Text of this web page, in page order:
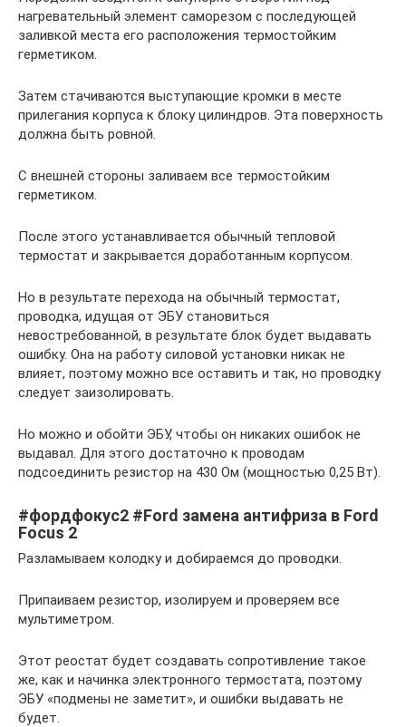
нагревательный элемент саморезом с последующей
заливкой места его расположения термостойким
герметиком.
Затем стачиваются выступающие кромки в месте
прилегания корпуса к блоку цилиндров. Эта поверхность
должна быть ровной.
С внешней стороны заливаем все термостойким
герметиком.
После этого устанавливается обычный тепловой
термостат и закрывается доработанным корпусом.
Но в результате перехода на обычный термостат,
проводка, идущая от ЭБУ становиться
невостребованной, в результате блок будет выдавать
ошибку. Она на работу силовой установки никак не
влияет, поэтому можно все оставить и так, но проводку
следует заизолировать.
Но можно и обойти ЭБУ, чтобы он никаких ошибок не
выдавал. Для этого достаточно к проводам
подсоединить резистор на 430 Ом (мощностью 0,25 Вт).
#фордфокус2 #Ford замена антифриза в Ford
Focus 2
Разламываем колодку и добираемся до проводки.
Припаиваем резистор, изолируем и проверяем все
мультиметром.
Этот реостат будет создавать сопротивление такое
же, как и начинка электронного термостата, поэтому
ЭБУ «подмены не заметит», и ошибки выдавать не
будет.